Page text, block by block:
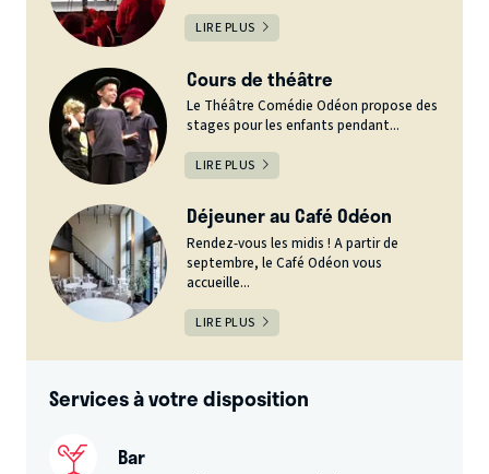
LIRE PLUS
Cours de théâtre
Le Théâtre Comédie Odéon propose des
stages pour les enfants pendant...
LIRE PLUS
Déjeuner au Café Odéon
Rendez-vous les midis ! A partir de
septembre, le Café Odéon vous
accueille...
LIRE PLUS
Services à votre disposition
Bar